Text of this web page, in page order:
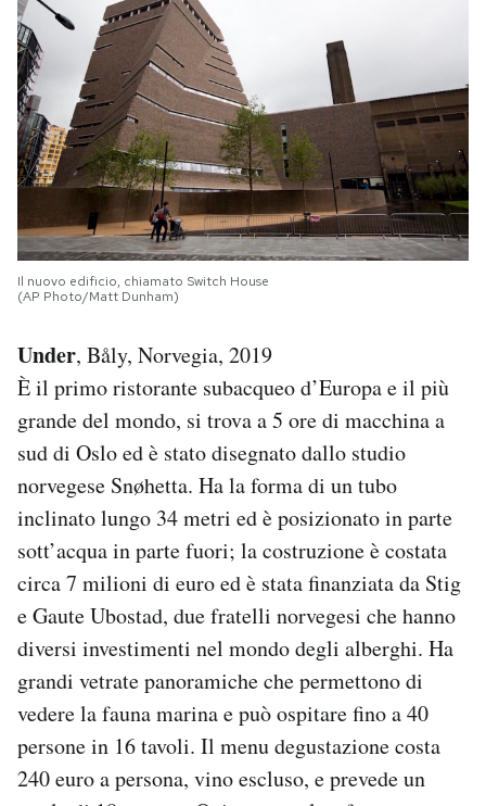
Il nuovo edificio, chiamato Switch House
(AP Photo/Matt Dunham)
Under, Båly, Norvegia, 2019
È il primo ristorante subacqueo d’Europa e il più
grande del mondo, si trova a 5 ore di macchina a
sud di Oslo ed è stato disegnato dallo studio
norvegese Snøhetta. Ha la forma di un tubo
inclinato lungo 34 metri ed è posizionato in parte
sott’acqua in parte fuori; la costruzione è costata
circa 7 milioni di euro ed è stata finanziata da Stig
e Gaute Ubostad, due fratelli norvegesi che hanno
diversi investimenti nel mondo degli alberghi. Ha
grandi vetrate panoramiche che permettono di
vedere la fauna marina e può ospitare fino a 40
persone in 16 tavoli. Il menu degustazione costa
240 euro a persona, vino escluso, e prevede un